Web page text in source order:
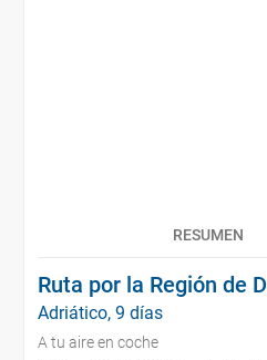
RESUMEN
Ruta por la Región de
Adriático, 9 días
A tu aire en coche